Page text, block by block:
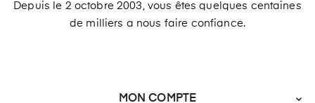
Depuis le 2 octobre 2003, vous êtes quelques centaines
de milliers a nous faire confiance.
MON COMPTE 